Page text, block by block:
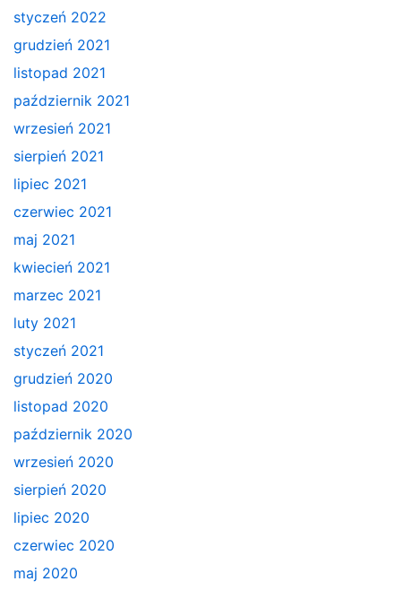
styczeń 2022
grudzień 2021
listopad 2021
październik 2021
wrzesień 2021
sierpień 2021
lipiec 2021
czerwiec 2021
maj 2021
kwiecień 2021
marzec 2021
luty 2021
styczeń 2021
grudzień 2020
listopad 2020
październik 2020
wrzesień 2020
sierpień 2020
lipiec 2020
czerwiec 2020
maj 2020